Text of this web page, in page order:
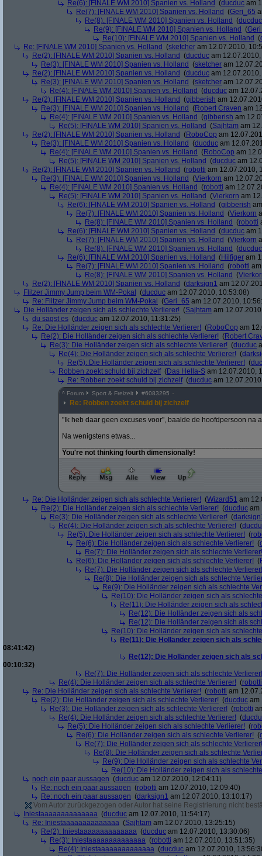
Re(6): [FINALE WM 2010] Spanien vs. Holland (ducduc am
Re(7): [FINALE WM 2010] Spanien vs. Holland (Geri_65
Re(8): [FINALE WM 2010] Spanien vs. Holland (ducduc
Re(9): [FINALE WM 2010] Spanien vs. Holland (
Re(10): [FINALE WM 2010] Spanien vs. Holland (
Re: [FINALE WM 2010] Spanien vs. Holland (sketcher am 12.07.2010,
Re(2): [FINALE WM 2010] Spanien vs. Holland (ducduc am
Re(3): [FINALE WM 2010] Spanien vs. Holland (sketcher am
Re(2): [FINALE WM 2010] Spanien vs. Holland (ducduc am
Re(3): [FINALE WM 2010] Spanien vs. Holland (sketcher am
Re(4): [FINALE WM 2010] Spanien vs. Holland (ducduc am
Re(2): [FINALE WM 2010] Spanien vs. Holland (gibberish am
Re(3): [FINALE WM 2010] Spanien vs. Holland (Robert Craven am
Re(4): [FINALE WM 2010] Spanien vs. Holland (gibberish am
Re(5): [FINALE WM 2010] Spanien vs. Holland (Sajhtam am
Re(2): [FINALE WM 2010] Spanien vs. Holland (RoboCop am
Re(3): [FINALE WM 2010] Spanien vs. Holland (ducduc am
Re(4): [FINALE WM 2010] Spanien vs. Holland (RoboCop am
Re(5): [FINALE WM 2010] Spanien vs. Holland (ducduc am
Re(2): [FINALE WM 2010] Spanien vs. Holland (robotti am 12.07.2010,
Re(3): [FINALE WM 2010] Spanien vs. Holland (Vierkorn am
Re(4): [FINALE WM 2010] Spanien vs. Holland (robotti am
Re(5): [FINALE WM 2010] Spanien vs. Holland (Vierkorn am
Re(6): [FINALE WM 2010] Spanien vs. Holland (gibberish
Re(7): [FINALE WM 2010] Spanien vs. Holland (Vierkorn
Re(8): [FINALE WM 2010] Spanien vs. Holland (robotti
Re(6): [FINALE WM 2010] Spanien vs. Holland (ducduc am
Re(7): [FINALE WM 2010] Spanien vs. Holland (Vierkorn
Re(8): [FINALE WM 2010] Spanien vs. Holland (ducduc
Re(6): [FINALE WM 2010] Spanien vs. Holland (Hilfiger am
Re(7): [FINALE WM 2010] Spanien vs. Holland (robotti
Re(8): [FINALE WM 2010] Spanien vs. Holland (
Re(2): [FINALE WM 2010] Spanien vs. Holland (darksign1 am
Flitzer Jimmy Jump beim WM-Pokal
(ducduc am 12.07.2010, 10:53:08)
Re: Flitzer Jimmy Jump beim WM-Pokal
(Geri_65 am 12.07.2010,
Die Holländer zeigen sich als schlechte Verlierer! (Sajhtam am
du sagst es (ducduc am 12.07.2010, 11:31:25)
Re: Die Holländer zeigen sich als schlechte Verlierer! (RoboCop am
Re(2): Die Holländer zeigen sich als schlechte Verlierer! (Robert
Re(3): Die Holländer zeigen sich als schlechte Verlierer! (ducduc
Re(4): Die Holländer zeigen sich als schlechte Verlierer! (
Re(5): Die Holländer zeigen sich als schlechte Verlierer! (
Robben zoekt schuld bij zichzelf(Das Hella-S am 12.07.2010,
Re: Robben zoekt schuld bij zichzelf(ducduc am
^ Forum Sport & Freizeit #6083295
Re: Robben zoekt schuld bij zichzelf
"Ik heb daar geen excuses voor", baalde de hoofdpersoon na
Na wenigstens etwas...
You're not thinking fourth dimensionally!
Re: Die Holländer zeigen sich als schlechte Verlierer! (Wizard51 am
Re(2): Die Holländer zeigen sich als schlechte Verlierer! (ducduc am
Re(3): Die Holländer zeigen sich als schlechte Verlierer! (
Re(4): Die Holländer zeigen sich als schlechte Verlierer! (
Re(5): Die Holländer zeigen sich als schlechte Verlierer! (
Re(6): Die Holländer zeigen sich als schlechte Verlierer! (
Re(7): Die Holländer zeigen sich als schlechte Verlierer!
Re(6): Die Holländer zeigen sich als schlechte Verlierer! (
Re(7): Die Holländer zeigen sich als schlechte Verlierer!
Re(8): Die Holländer zeigen sich als schlechte
Re(9): Die Holländer zeigen sich als schlechte
Re(10): Die Holländer zeigen sich als
Re(11): Die Holländer zeigen sich als
Re(12): Die Holländer zeigen sich als
Re(12): Die Holländer zeigen sich als
Re(10): Die Holländer zeigen sich als
Re(11): Die Holländer zeigen sich als
08:41:42)
Re(12): Die Holländer zeigen sich als
00:10:32)
Re(7): Die Holländer zeigen sich als schlechte Verlierer!
Re(4): Die Holländer zeigen sich als schlechte Verlierer! (robotti
Re: Die Holländer zeigen sich als schlechte Verlierer! (robotti am
Re(2): Die Holländer zeigen sich als schlechte Verlierer! (ducduc am
Re(3): Die Holländer zeigen sich als schlechte Verlierer! (robotti
Re(4): Die Holländer zeigen sich als schlechte Verlierer! (
Re(5): Die Holländer zeigen sich als schlechte Verlierer! (
Re(6): Die Holländer zeigen sich als schlechte Verlierer! (
Re(7): Die Holländer zeigen sich als schlechte Verlierer!
Re(8): Die Holländer zeigen sich als schlechte
Re(9): Die Holländer zeigen sich als schlechte
Re(10): Die Holländer zeigen sich als
noch ein paar aussagen (ducduc am 12.07.2010, 12:04:11)
Re: noch ein paar aussagen (robotti am 12.07.2010, 12:09:40)
Re: noch ein paar aussagen (darksign1 am 12.07.2010, 13:10:17)
Vom Autor zurückgezogen oder Autor hat seine Registrierung nicht
Iniestaaaaaaaaaaaaaa (ducduc am 12.07.2010, 11:54:17)
Re: Iniestaaaaaaaaaaaaaa (Sajhtam am 12.07.2010, 13:25:15)
Re(2): Iniestaaaaaaaaaaaaaa (ducduc am 12.07.2010, 13:30:06)
Re(3): Iniestaaaaaaaaaaaaaa (robotti am 12.07.2010, 13:51:35)
Re(4): Iniestaaaaaaaaaaaaaa (ducduc am 12.07.2010,